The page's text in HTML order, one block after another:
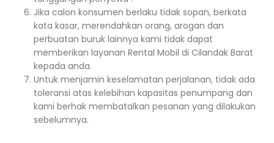
Jika calon konsumen berlaku tidak sopan, berkata
kata kasar, merendahkan orang, arogan dan
perbuatan buruk lainnya kami tidak dapat
memberikan layanan Rental Mobil di Cilandak Barat
kepada anda.
Untuk menjamin keselamatan perjalanan, tidak ada
toleransi atas kelebihan kapasitas penumpang dan
kami berhak membatalkan pesanan yang dilakukan
sebelumnya.